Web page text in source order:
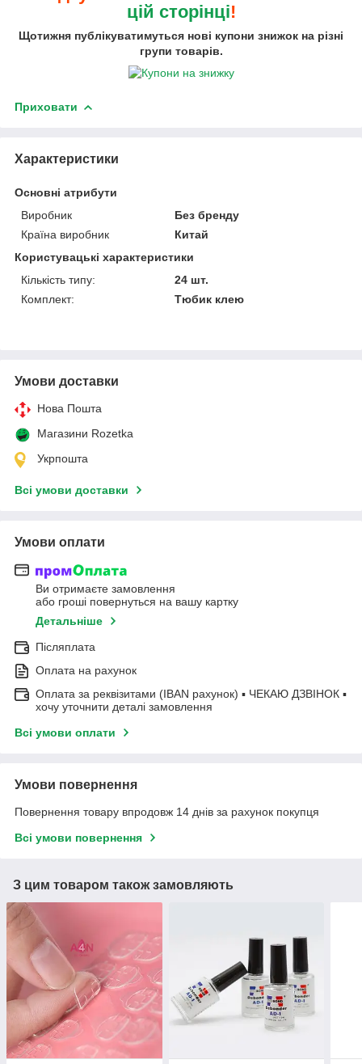
цій сторінці!
Щотижня публікуватимуться нові купони знижок на різні
групи товарів.
Приховати
Характеристики
Основні атрибути
Виробник
Без бренду
Країна виробник
Китай
Користувацькі характеристики
Кількість типу:
24 шт.
Комплект:
Тюбик клею
Умови доставки
Нова Пошта
Магазини Rozetka
Укрпошта
Всі умови доставки
Умови оплати
Ви отримаєте замовлення
або гроші повернуться на вашу картку
Детальніше
Післяплата
Оплата на рахунок
Оплата за реквізитами (IBAN рахунок) ▪ ЧЕКАЮ ДЗВІНОК ▪
хочу уточнити деталі замовлення
Всі умови оплати
Умови повернення
Повернення товару впродовж 14 днів за рахунок покупця
Всі умови повернення
З цим товаром також замовляють